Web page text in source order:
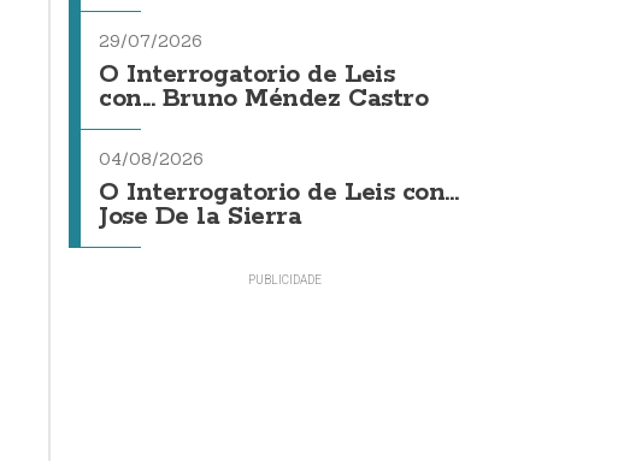
29/07/2026
O Interrogatorio de Leis
con... Bruno Méndez Castro
04/08/2026
O Interrogatorio de Leis con...
Jose De la Sierra